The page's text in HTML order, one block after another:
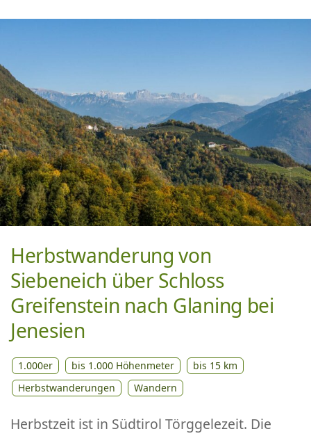
Herbstwanderung von
Siebeneich über Schloss
Greifenstein nach Glaning bei
Jenesien
1.000er bis 1.000 Höhenmeter
bis 15 km
Herbstwanderungen
Wandern
Herbstzeit ist in Südtirol Törggelezeit. Die